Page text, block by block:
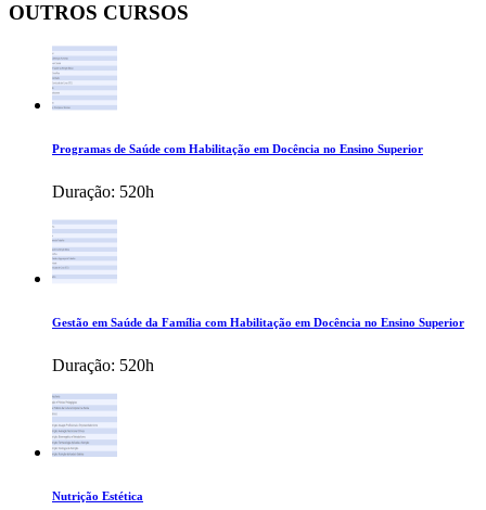
OUTROS CURSOS
Programas de Saúde com Habilitação em Docência no Ensino Superior
Duração: 520h
Gestão em Saúde da Família com Habilitação em Docência no Ensino Superior
Duração: 520h
Nutrição Estética